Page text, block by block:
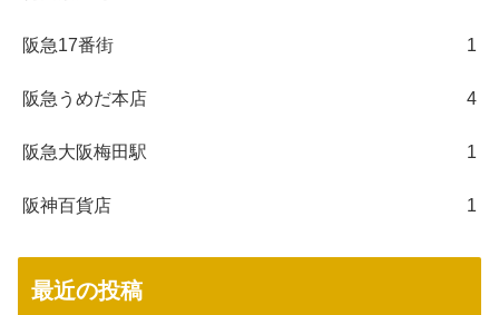
阪急17番街 1
阪急うめだ本店 4
阪急大阪梅田駅 1
阪神百貨店 1
最近の投稿